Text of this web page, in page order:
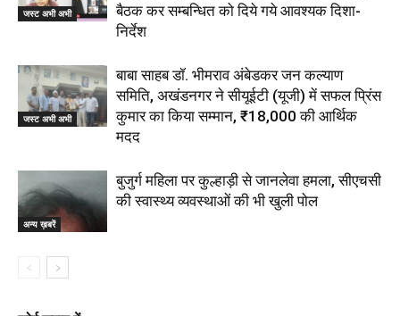
जस्ट अभी अभी
बैठक कर सम्बन्धित को दिये गये आवश्यक दिशा-
निर्देश
जस्ट अभी अभी
बाबा साहब डॉ. भीमराव अंबेडकर जन कल्याण
समिति, अखंडनगर ने सीयूईटी (यूजी) में सफल प्रिंस
कुमार का किया सम्मान, ₹18,000 की आर्थिक
मदद
अन्य ख़बरें
बुजुर्ग महिला पर कुल्हाड़ी से जानलेवा हमला, सीएचसी
की स्वास्थ्य व्यवस्थाओं की भी खुली पोल